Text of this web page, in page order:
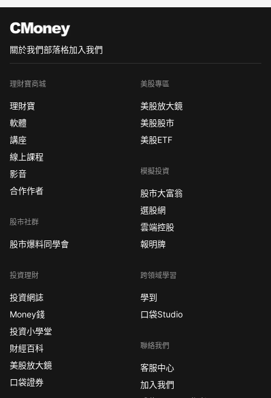
關於我們部落格加入我們
理財寶商城
理財寶
軟體
講座
線上課程
影音
合作作者
股市社群
股市爆料同學會
投資理財
投資網誌
Money錢
投資小學堂
財經百科
美股放大鏡
口袋證券
美股專區
美股放大鏡
美股股市
美股ETF
模擬投資
股市大富翁
選股網
雲端控股
報明牌
跨領域學習
學到
口袋Studio
聯絡我們
客服中心
加入我們